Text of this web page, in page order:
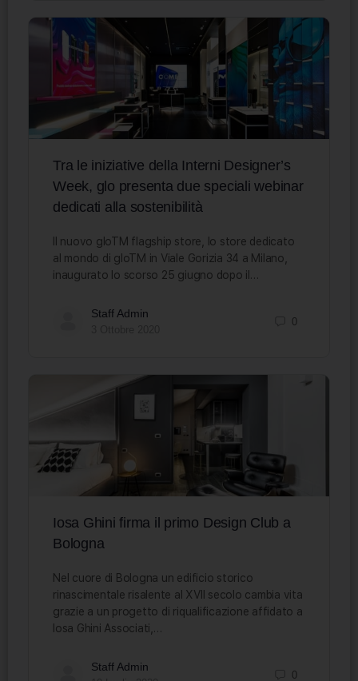
Tra le iniziative della Interni Designer’s
Week, glo presenta due speciali webinar
dedicati alla sostenibilità
Il nuovo gloTM flagship store, lo store dedicato
al mondo di gloTM in Viale Gorizia 34 a Milano,
inaugurato lo scorso 25 giugno dopo il…
Staff Admin
0
Iosa Ghini firma il primo Design Club a
Bologna
Nel cuore di Bologna un edificio storico
rinascimentale risalente al XVII secolo cambia vita
grazie a un progetto di riqualificazione affidato a
Iosa Ghini Associati,…
Staff Admin
0